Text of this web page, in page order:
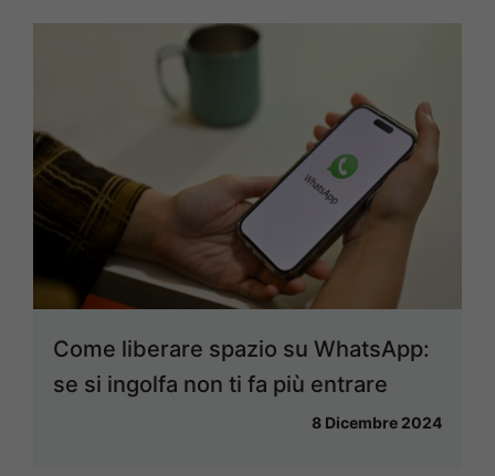
Come liberare spazio su WhatsApp:
se si ingolfa non ti fa più entrare
8 Dicembre 2024